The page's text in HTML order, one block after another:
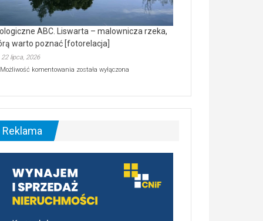
ABC. Liswarta – malownicza rzeka,
warto poznać [fotorelacja]
22 lipca, 2026
Możliwość komentowania Ekologiczne
–
malownicza
[fotorelacja]
została wyłączona
Reklama